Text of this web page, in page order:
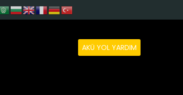
AKÜ YOL YARDIM